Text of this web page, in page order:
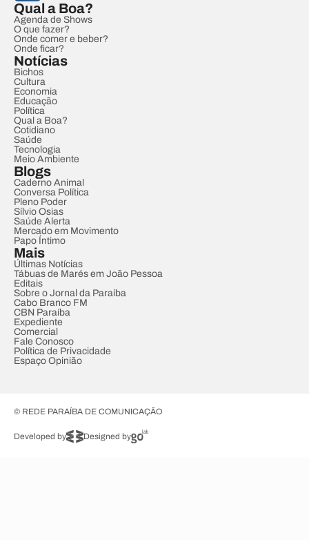
Qual a Boa?
Agenda de Shows
O que fazer?
Onde comer e beber?
Onde ficar?
Notícias
Bichos
Cultura
Economia
Educação
Política
Qual a Boa?
Cotidiano
Saúde
Tecnologia
Meio Ambiente
Blogs
Caderno Animal
Conversa Política
Pleno Poder
Sílvio Osias
Saúde Alerta
Mercado em Movimento
Papo Íntimo
Mais
Últimas Notícias
Tábuas de Marés em João Pessoa
Editais
Sobre o Jornal da Paraíba
Cabo Branco FM
CBN Paraíba
Expediente
Comercial
Fale Conosco
Política de Privacidade
Espaço Opinião
© REDE PARAÍBA DE COMUNICAÇÃO
Developed by Designed by